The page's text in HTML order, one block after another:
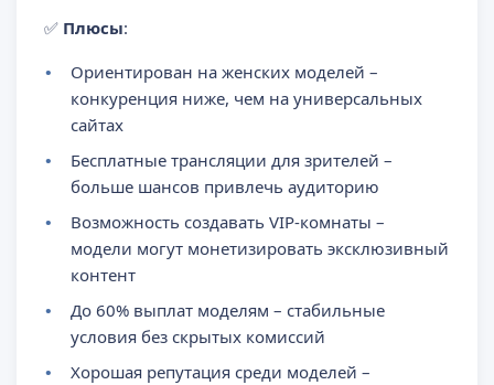
✅ Плюсы:
Ориентирован на женских моделей –
конкуренция ниже, чем на универсальных
сайтах
Бесплатные трансляции для зрителей –
больше шансов привлечь аудиторию
Возможность создавать VIP-комнаты –
модели могут монетизировать эксклюзивный
контент
До 60% выплат моделям – стабильные
условия без скрытых комиссий
Хорошая репутация среди моделей –